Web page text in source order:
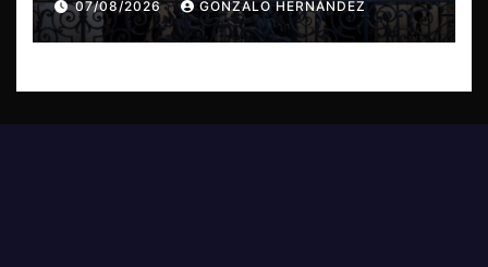
Tomás Paniri
07/08/2026 GONZALO HERNÁNDEZ